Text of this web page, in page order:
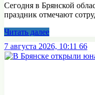
Сегодня в Брянской
праздник отмечают
Читать далее
7 августа 2026, 10:11 66